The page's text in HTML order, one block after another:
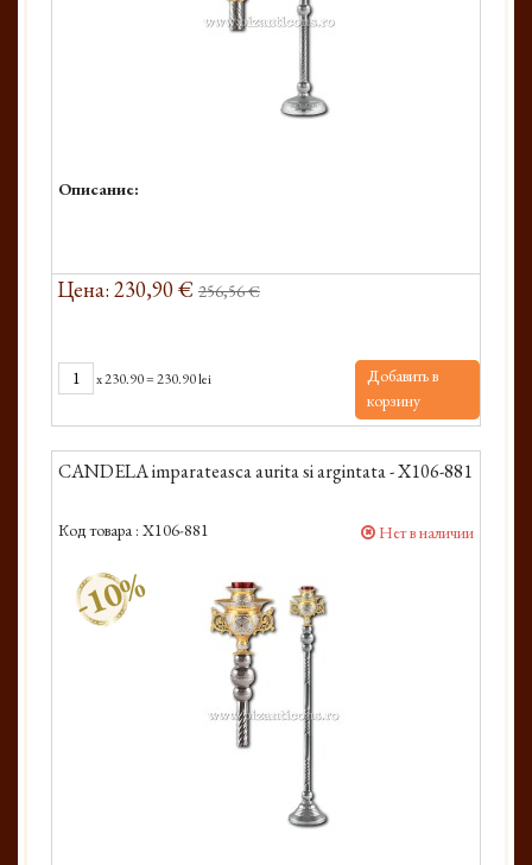
Описание:
Цена: 230,90 € 256,56 €
x230.90=230.90 lei
Добавить в
корзину
CANDELA imparateasca aurita si argintata - X106-881
Код товара : X106-881 Нет в наличии
-10%